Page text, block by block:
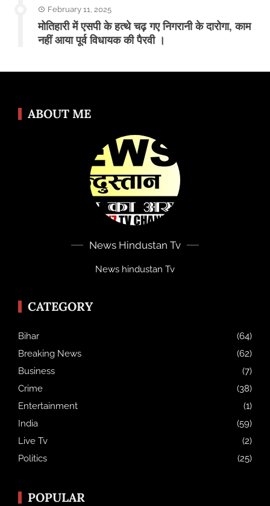
February 11, 2025
मोतिहारी में एसपी के हत्थे चढ़ गए निगरानी के दारोगा, काम
नहीं आया पूर्व विधायक की पैरवी ।
ABOUT ME
News Hindustan Tv
News hindustan Tv
CATEGORY
Bihar
(64)
Breaking News
(62)
Business
(7)
Crime
(38)
Entertainment
(1)
India
(59)
Live Tv
(2)
Politics
(25)
POPULAR